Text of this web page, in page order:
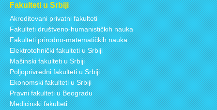
Fakulteti u Srbiji
Akreditovani privatni fakulteti
Fakulteti društveno-humanističkih nauka
Fakulteti prirodno-matematičkih nauka
Elektrotehnički fakulteti u Srbiji
Mašinski fakulteti u Srbiji
Poljoprivredni fakulteti u Srbiji
Ekonomski fakulteti u Srbiji
Pravni fakulteti u Beogradu
Medicinski fakulteti